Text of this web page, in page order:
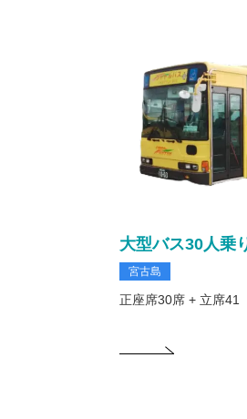
大型バス30人乗
宮古島
正座席30席 + 立席41